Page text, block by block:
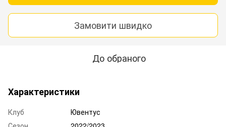
Замовити швидко
До обраного
Характеристики
Клуб
Ювентус